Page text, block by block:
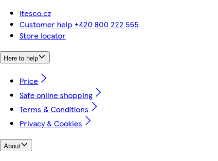
itesco.cz
Customer help +420 800 222 555
Store locator
Here to help
Price
Safe online shopping
Terms & Conditions
Privacy & Cookies
About